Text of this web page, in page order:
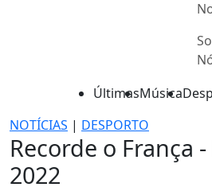
ÚltimasMúsica
NOTÍCIAS | DESPORTO
Recorde o França
2022